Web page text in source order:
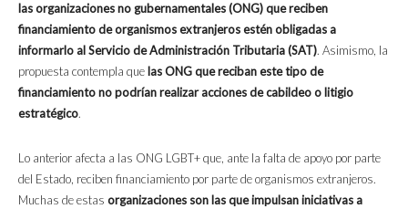
las organizaciones no gubernamentales (ONG) que reciben
financiamiento de organismos extranjeros estén obligadas a
informarlo al Servicio de Administración Tributaria (SAT). Asimismo, la
propuesta contempla que las ONG que reciban este tipo de
financiamiento no podrían realizar acciones de cabildeo o litigio
estratégico.
Lo anterior afecta a las ONG LGBT+ que, ante la falta de apoyo por parte
del Estado, reciben financiamiento por parte de organismos extranjeros.
Muchas de estas organizaciones son las que impulsan iniciativas a